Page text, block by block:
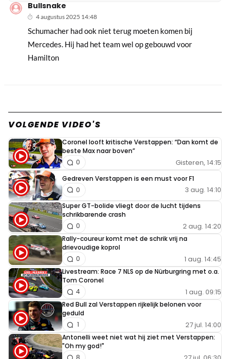
Bullsnake
4 augustus 2025 14:48
Schumacher had ook niet terug moeten komen bij
Mercedes. Hij had het team wel op gebouwd voor
Hamilton
VOLGENDE VIDEO'S
Coronel looft kritische Verstappen: “Dan komt de
beste Max naar boven”
Gisteren, 14:15
0
Gedreven Verstappen is een must voor F1
3 aug. 14:10
0
Super GT-bolide vliegt door de lucht tijdens
schrikbarende crash
2 aug. 14:20
0
Rally-coureur komt met de schrik vrij na
drievoudige koprol
1 aug. 14:45
0
Livestream: Race 7 NLS op de Nürburgring met o.a.
Tom Coronel
1 aug. 09:15
4
Red Bull zal Verstappen rijkelijk belonen voor
geduld
27 jul. 14:00
1
Antonelli weet niet wat hij ziet met Verstappen:
"Oh my god!"